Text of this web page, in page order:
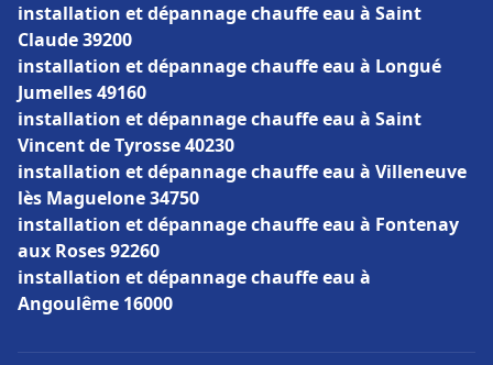
installation et dépannage chauffe eau à Saint
Claude 39200
installation et dépannage chauffe eau à Longué
Jumelles 49160
installation et dépannage chauffe eau à Saint
Vincent de Tyrosse 40230
installation et dépannage chauffe eau à Villeneuve
lès Maguelone 34750
installation et dépannage chauffe eau à Fontenay
aux Roses 92260
installation et dépannage chauffe eau à
Angoulême 16000